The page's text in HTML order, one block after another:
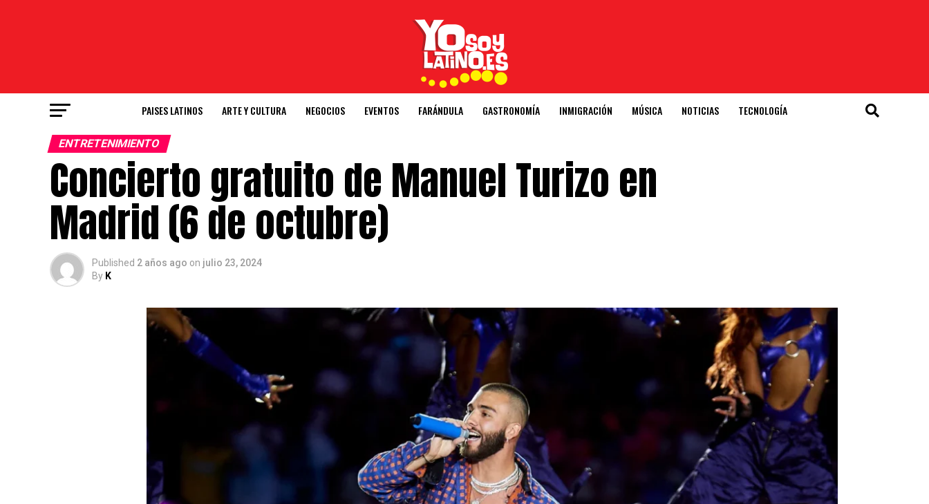
PAISES LATINOS ARTE Y CULTURA NEGOCIOS EVENTOS FARÁNDULA GASTRONOMÍA INMIGRACIÓN MÚSICA NOTICIAS TECNOLOGÍA
ENTRETENIMIENTO
Concierto gratuito de Manuel Turizo en
Madrid (6 de octubre)
Published 2 años ago on julio 23, 2024
By K